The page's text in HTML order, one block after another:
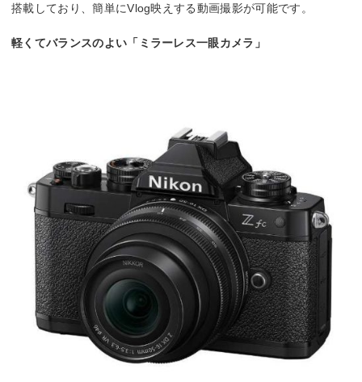
搭載しており、簡単にVlog映えする動画撮影が可能です。
軽くてバランスのよい「ミラーレス一眼カメラ」